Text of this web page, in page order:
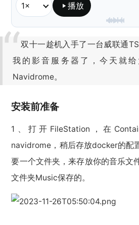
播放
双十一趁机入手了一台威联通
我的影音服务器了，今天就
Navidrome。
安装前准备
1、打开FileStation，在
navidrome，稍后存放docker的配
要一个文件夹，来存放你的音乐文
文件夹Music保存的。